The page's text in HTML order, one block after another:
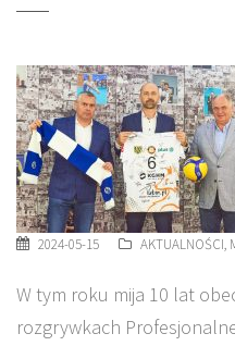
2024-05-15 AKTUALNOŚCI,
W tym roku mija 10 lat
rozgrywkach